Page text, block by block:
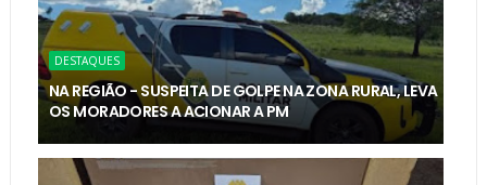
DESTAQUES
NA REGIÃO - SUSPEITA DE GOLPE NA ZONA RURAL, LEVA
OS MORADORES A ACIONAR A PM